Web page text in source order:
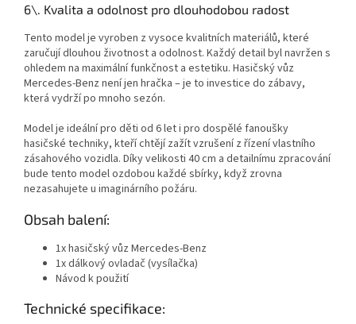
6\. Kvalita a odolnost pro dlouhodobou radost
Tento model je vyroben z vysoce kvalitních materiálů, které
zaručují dlouhou životnost a odolnost. Každý detail byl navržen s
ohledem na maximální funkčnost a estetiku. Hasičský vůz
Mercedes-Benz není jen hračka – je to investice do zábavy,
která vydrží po mnoho sezón.
Model je ideální pro děti od 6 let i pro dospělé fanoušky
hasičské techniky, kteří chtějí zažít vzrušení z řízení vlastního
zásahového vozidla. Díky velikosti 40 cm a detailnímu zpracování
bude tento model ozdobou každé sbírky, když zrovna
nezasahujete u imaginárního požáru.
Obsah balení:
1x hasičský vůz Mercedes-Benz
1x dálkový ovladač (vysílačka)
Návod k použití
Technické specifikace: